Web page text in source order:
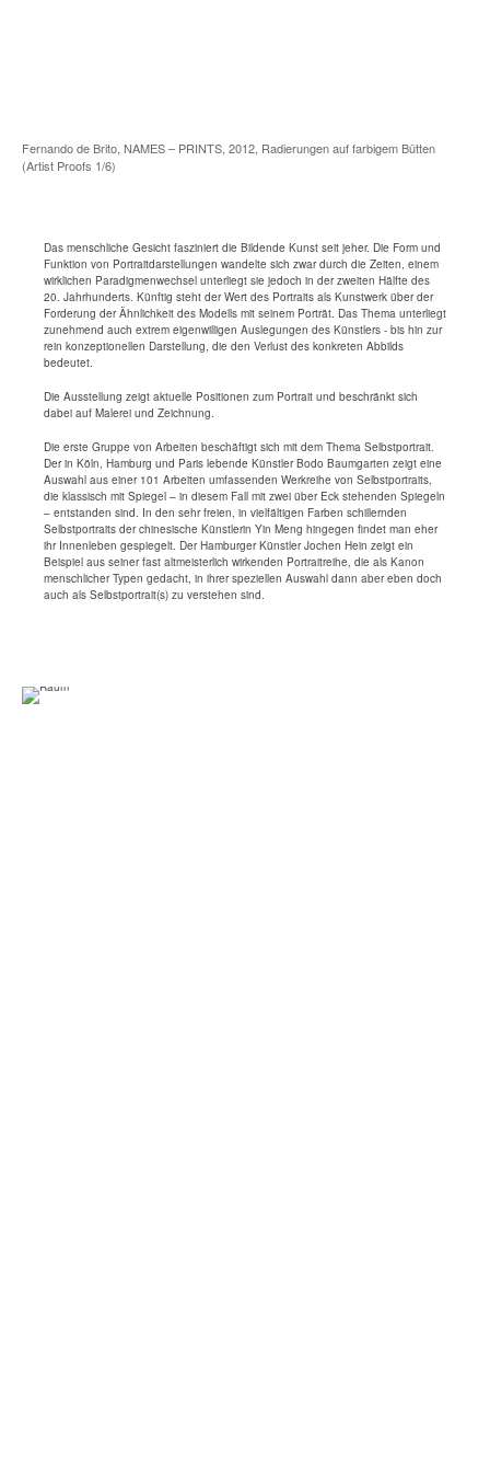
Fernando de Brito, NAMES – PRINTS, 2012, Radierungen auf farbigem Bütten
(Artist Proofs 1/6)
Das menschliche Gesicht fasziniert die Bildende Kunst seit jeher. Die Form und
Funktion von Portraitdarstellungen wandelte sich zwar durch die Zeiten, einem
wirklichen Paradigmenwechsel unterliegt sie jedoch in der zweiten Hälfte des
20. Jahrhunderts. Künftig steht der Wert des Portraits als Kunstwerk über der
Forderung der Ähnlichkeit des Modells mit seinem Porträt. Das Thema unterliegt
zunehmend auch extrem eigenwilligen Auslegungen des Künstlers - bis hin zur
rein konzeptionellen Darstellung, die den Verlust des konkreten Abbilds
bedeutet.
Die Ausstellung zeigt aktuelle Positionen zum Portrait und beschränkt sich
dabei auf Malerei und Zeichnung.
Die erste Gruppe von Arbeiten beschäftigt sich mit dem Thema Selbstportrait.
Der in Köln, Hamburg und Paris lebende Künstler Bodo Baumgarten zeigt eine
Auswahl aus einer 101 Arbeiten umfassenden Werkreihe von Selbstportraits,
die klassisch mit Spiegel – in diesem Fall mit zwei über Eck stehenden Spiegeln
– entstanden sind. In den sehr freien, in vielfältigen Farben schillernden
Selbstportraits der chinesische Künstlerin Yin Meng hingegen findet man eher
ihr Innenleben gespiegelt. Der Hamburger Künstler Jochen Hein zeigt ein
Beispiel aus seiner fast altmeisterlich wirkenden Portraitreihe, die als Kanon
menschlicher Typen gedacht, in ihrer speziellen Auswahl dann aber eben doch
auch als Selbstportrait(s) zu verstehen sind.